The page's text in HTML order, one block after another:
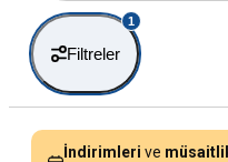
Filtreler
1
İndirimleri ve